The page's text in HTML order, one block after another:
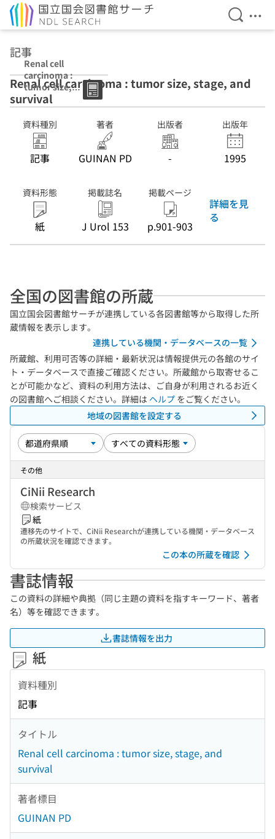
検索を
メ
記事
Renal cell
carcinoma :
tumor size,
stage, and
survival
Renal cell carcinoma : tumor size, stage, and
survival
資料種別
記事
著者
GUINAN PD
出版者
-
出版年
1995
資料形態
紙
掲載誌名
J Urol 153
掲載ページ
p.901-903
詳細を見
る
全国の図書館の所蔵
国立国会図書館サーチが連携している各図書館等から取得した所
蔵情報を表示します。
連携している機関・データベースの一覧
所蔵館、利用可否等の詳細・最新状況は情報提供元の各館のサイ
ト・データベースで直接ご確認ください。所蔵館から取寄せるこ
とが可能かなど、資料の利用方法は、ご自身が利用されるお近く
の図書館へご相談ください。詳細は ヘルプ をご覧ください。
地域の図書館を設定する
その他
CiNii Research
検索サービス
紙
遷移先のサイトで、CiNii Researchが連携している機関・データベース
の所蔵状況を確認できます。
この本の所蔵を確認
書誌情報
この資料の詳細や典拠（同じ主題の資料を指すキーワード、著者
名）等を確認できます。
書誌情報を出力
紙
資料種別
記事
タイトル
Renal cell carcinoma : tumor size, stage, and
survival
著者標目
GUINAN PD